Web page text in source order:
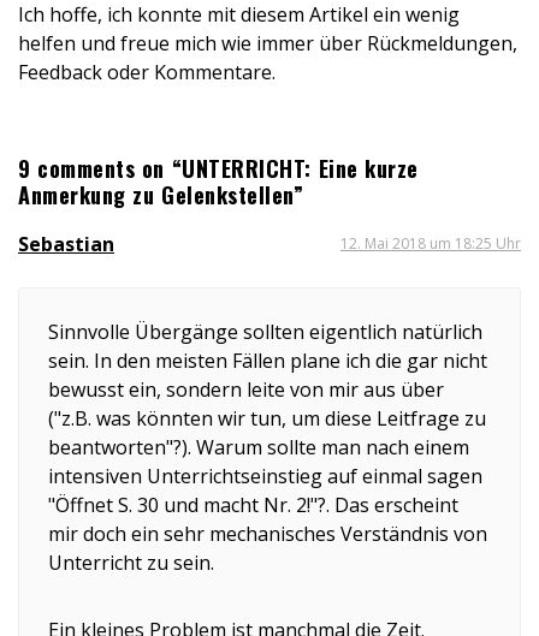
Ich hoffe, ich konnte mit diesem Artikel ein wenig
helfen und freue mich wie immer über Rückmeldungen,
Feedback oder Kommentare.
9 comments on “UNTERRICHT: Eine kurze
Anmerkung zu Gelenkstellen”
Sebastian 12. Mai 2018 um 18:25 Uhr
Sinnvolle Übergänge sollten eigentlich natürlich
sein. In den meisten Fällen plane ich die gar nicht
bewusst ein, sondern leite von mir aus über
("z.B. was könnten wir tun, um diese Leitfrage zu
beantworten"?). Warum sollte man nach einem
intensiven Unterrichtseinstieg auf einmal sagen
"Öffnet S. 30 und macht Nr. 2!"?. Das erscheint
mir doch ein sehr mechanisches Verständnis von
Unterricht zu sein.
Ein kleines Problem ist manchmal die Zeit.